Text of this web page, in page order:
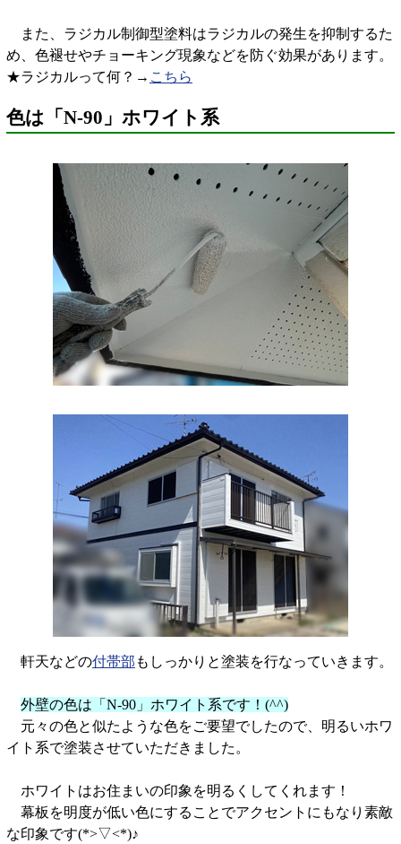
また、ラジカル制御型塗料はラジカルの発生を抑制するた
め、色褪せやチョーキング現象などを防ぐ効果があります。
★ラジカルって何？→ こちら
色は「N-90」ホワイト系
軒天などの付帯部 もしっかりと塗装を行なっていきます。
外壁の色は「N-90」ホワイト系です！(^^)
元々の色と似たような色をご要望でしたので、明るいホワ
イト系で塗装させていただきました。
ホワイトはお住まいの印象を明るくしてくれます！
幕板を明度が低い色にすることでアクセントにもなり素敵
な印象です(*>▽<*)♪